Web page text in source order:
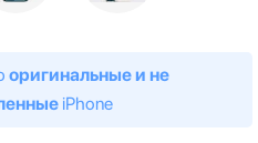
оригинальные и не
iPhone